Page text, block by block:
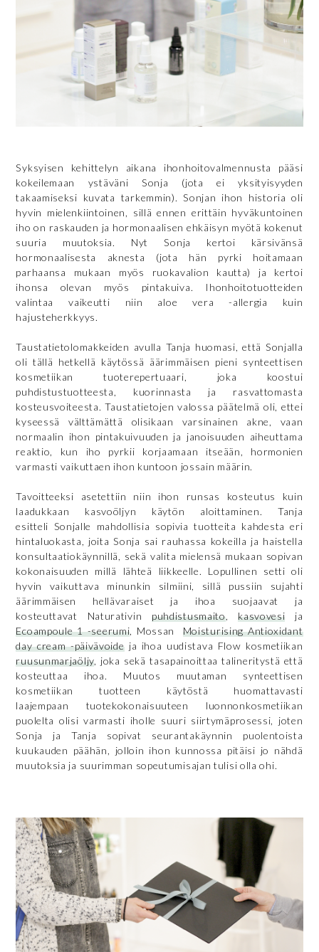
Syksyisen kehittelyn aikana ihonhoitovalmennusta pääsi
kokeilemaan ystäväni Sonja (jota ei yksityisyyden
takaamiseksi kuvata tarkemmin). Sonjan ihon historia oli
hyvin mielenkiintoinen, sillä ennen erittäin hyväkuntoinen
iho on raskauden ja hormonaalisen ehkäisyn myötä kokenut
suuria muutoksia. Nyt Sonja kertoi kärsivänsä
hormonaalisesta aknesta (jota hän pyrki hoitamaan
parhaansa mukaan myös ruokavalion kautta) ja kertoi
ihonsa olevan myös pintakuiva. Ihonhoitotuotteiden
valintaa vaikeutti niin aloe vera -allergia kuin
hajusteherkkyys.
Taustatietolomakkeiden avulla Tanja huomasi, että Sonjalla
oli tällä hetkellä käytössä äärimmäisen pieni synteettisen
kosmetiikan tuoterepertuaari, joka koostui
puhdistustuotteesta, kuorinnasta ja rasvattomasta
kosteusvoiteesta. Taustatietojen valossa päätelmä oli, ettei
kyseessä välttämättä olisikaan varsinainen akne, vaan
normaalin ihon pintakuivuuden ja janoisuuden aiheuttama
reaktio, kun iho pyrkii korjaamaan itseään, hormonien
varmasti vaikuttaen ihon kuntoon jossain määrin.
Tavoitteeksi asetettiin niin ihon runsas kosteutus kuin
laadukkaan kasvoöljyn käytön aloittaminen. Tanja
esitteli Sonjalle mahdollisia sopivia tuotteita kahdesta eri
hintaluokasta, joita Sonja sai rauhassa kokeilla ja haistella
konsultaatiokäynnillä, sekä valita mielensä mukaan sopivan
kokonaisuuden millä lähteä liikkeelle. Lopullinen setti oli
hyvin vaikuttava minunkin silmiini, sillä pussiin sujahti
äärimmäisen hellävaraiset ja ihoa suojaavat ja
kosteuttavat Naturativin puhdistusmaito,kasvovesi ja
Ecoampoule 1 -seerumi, Mossan Moisturising Antioxidant
day cream -päivävoideja ihoa uudistava Flow kosmetiikan
ruusunmarjaöljy, joka sekä tasapainoittaa talineritystä että
kosteuttaa ihoa. Muutos muutaman synteettisen
kosmetiikan tuotteen käytöstä huomattavasti
laajempaan tuotekokonaisuuteen luonnonkosmetiikan
puolelta olisi varmasti iholle suuri siirtymäprosessi, joten
Sonja ja Tanja sopivat seurantakäynnin puolentoista
kuukauden päähän, jolloin ihon kunnossa pitäisi jo nähdä
muutoksia ja suurimman sopeutumisajan tulisi olla ohi.